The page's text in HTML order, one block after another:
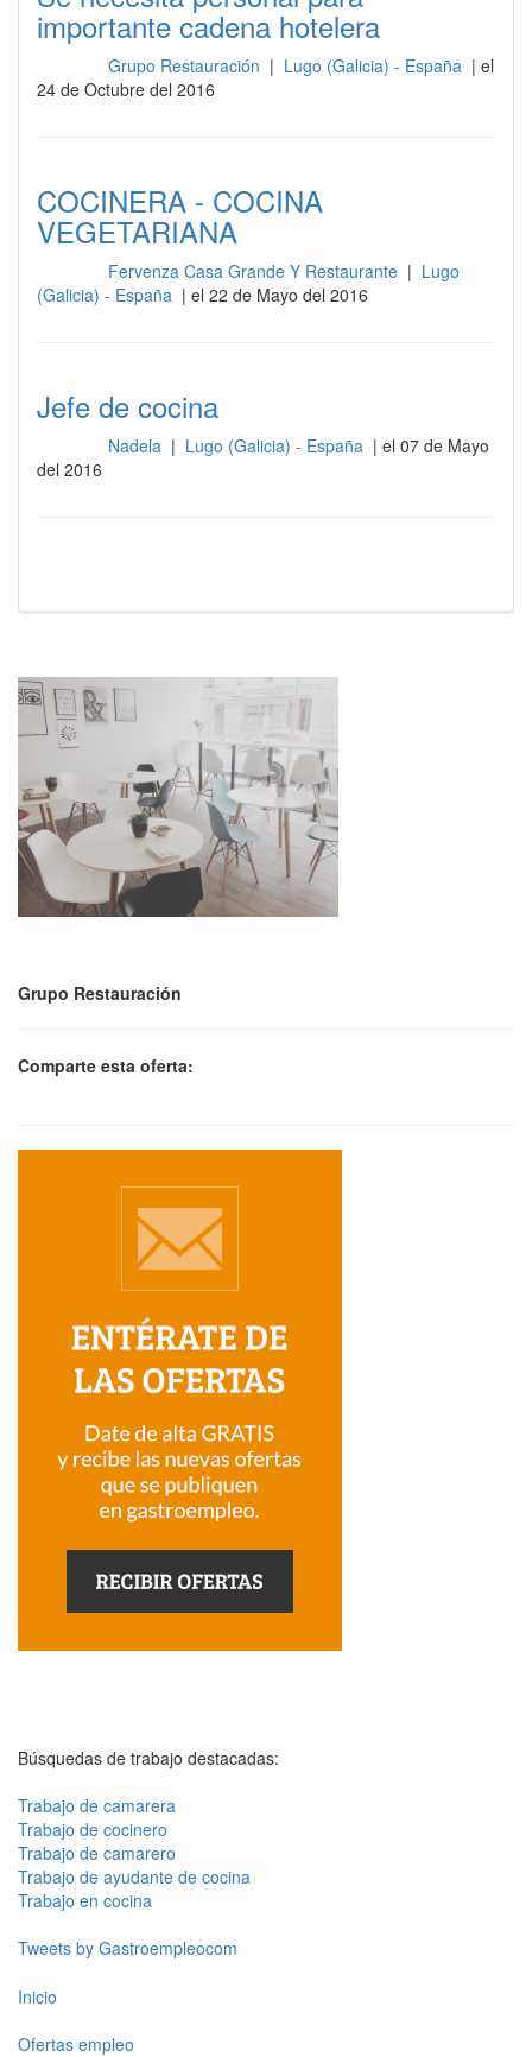
importante cadena hotelera
Grupo Restauración | Lugo (Galicia) - España | el
24 de Octubre del 2016
COCINERA - COCINA
VEGETARIANA
Fervenza Casa Grande Y Restaurante | Lugo
(Galicia) - España | el 22 de Mayo del 2016
Jefe de cocina
Nadela | Lugo (Galicia) - España | el 07 de Mayo
del 2016
Grupo Restauración
Comparte esta oferta:
Búsquedas de trabajo destacadas:
Trabajo de camarera
Trabajo de cocinero
Trabajo de camarero
Trabajo de ayudante de cocina
Trabajo en cocina
Tweets by Gastroempleocom
Inicio
Ofertas empleo